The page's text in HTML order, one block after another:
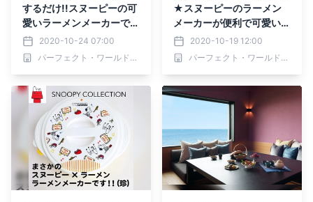
するだけ!!スヌーピーの可
愛いラーメンメーカーで生
活を便利に♪♪
2020-10-24 07:00
パーフェクト・ワールド株式会社
★スヌーピーのラーメン
メーカーが便利で可愛いよ
♪
2020-10-19 12:00
パーフェクト・ワールド株式会社